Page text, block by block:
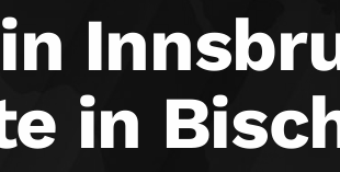
in